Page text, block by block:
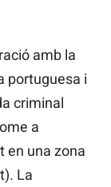
amb la
portuguesa i
criminal
a
en una zona
La